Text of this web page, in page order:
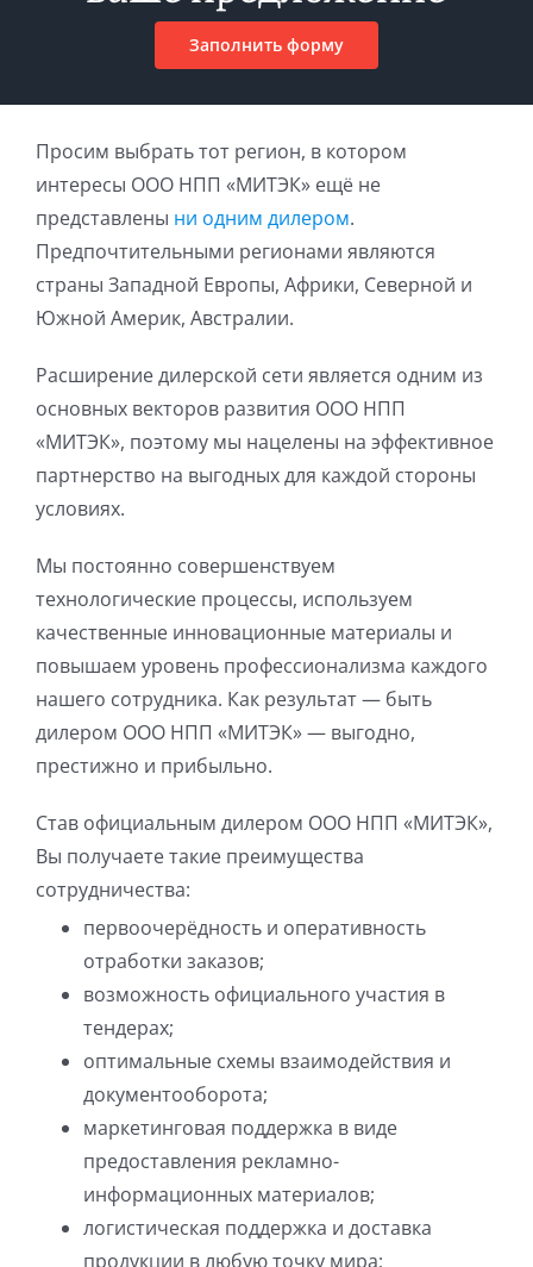
Заполнить форму
Просим выбрать тот регион, в котором
интересы ООО НПП «МИТЭК» ещё не
представлены ни одним дилером.
Предпочтительными регионами являются
страны Западной Европы, Африки, Северной и
Южной Америк, Австралии.
Расширение дилерской сети является одним из
основных векторов развития ООО НПП
«МИТЭК», поэтому мы нацелены на эффективное
партнерство на выгодных для каждой стороны
условиях.
Мы постоянно совершенствуем
технологические процессы, используем
качественные инновационные материалы и
повышаем уровень профессионализма каждого
нашего сотрудника. Как результат — быть
дилером ООО НПП «МИТЭК» — выгодно,
престижно и прибыльно.
Став официальным дилером ООО НПП «МИТЭК»,
Вы получаете такие преимущества
сотрудничества:
первоочерёдность и оперативность
отработки заказов;
возможность официального участия в
тендерах;
оптимальные схемы взаимодействия и
документооборота;
маркетинговая поддержка в виде
предоставления рекламно-
информационных материалов;
логистическая поддержка и доставка
продукции в любую точку мира;